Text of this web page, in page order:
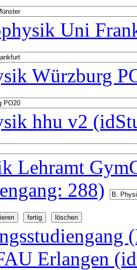
Uni
Würzburg
hhu v2
Lehramt
288)
Erlangen